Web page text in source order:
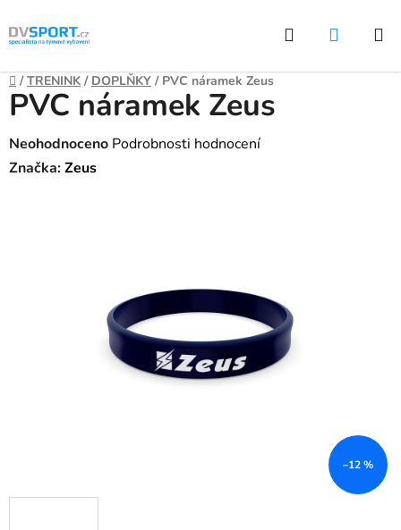
Přejít
na
Hledat
Domů
/ TRENINK / DOPLŇKY / PVC náramek Zeus
PVC náramek Zeus
Průměrné
hodnocení
Neohodnoceno Podrobnosti hodnocení
Značka:Zeus
–12 %